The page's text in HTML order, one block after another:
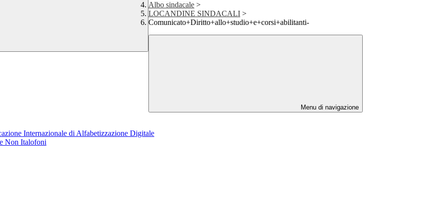
Albo sindacale >
LOCANDINE SINDACALI >
Comunicato+Diritto+allo+studio+e+corsi+abilitanti-
Menu di navigazione
Internazionale di Alfabetizzazione Digitale
Non Italofoni